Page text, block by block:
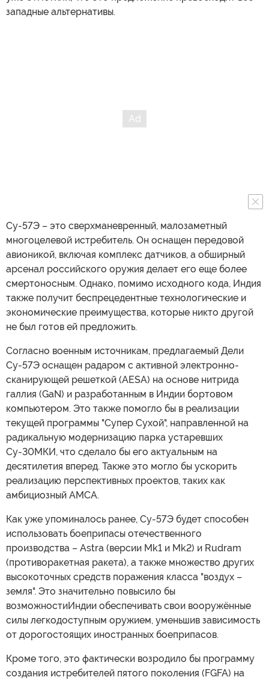
западные альтернативы.
Су-57Э – это сверхманевренный, малозаметный
многоцелевой истребитель. Он оснащен передовой
авионикой, включая комплекс датчиков, а обширный
арсенал российского оружия делает его еще более
смертоносным. Однако, помимо исходного кода, Индия
также получит беспрецедентные технологические и
экономические преимущества, которые никто другой
не был готов ей предложить.
Согласно военным источникам, предлагаемый Дели
Су-57Э оснащен радаром с активной электронно-
сканирующей решеткой (AESA) на основе нитрида
галлия (GaN) и разработанным в Индии бортовом
компьютером. Это также помогло бы в реализации
текущей программы "Супер Сухой", направленной на
радикальную модернизацию парка устаревших
Су-30МКИ, что сделало бы его актуальным на
десятилетия вперед. Также это могло бы ускорить
реализацию перспективных проектов, таких как
амбициозный AMCA.
Как уже упоминалось ранее, Су-57Э будет способен
использовать боеприпасы отечественного
производства – Astra (версии Mk1 и Mk2) и Rudram
(противоракетная ракета), а также множество других
высокоточных средств поражения класса "воздух –
земля". Это значительно повысило бы
возможностиИндии обеспечивать свои вооружённые
силы легкодоступным оружием, уменьшив зависимость
от дорогостоящих иностранных боеприпасов.
Кроме того, это фактически возродило бы программу
создания истребителей пятого поколения (FGFA) на